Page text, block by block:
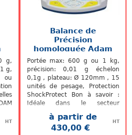
g,
g,
HT
Balance de
Précision
homologuée Adam
HCB-M
Portée max: 600 g ou 1 kg,
précision: 0,01 g échelon
0,1g , plateau: Ø 120mm , 15
unités de pesage, Protection
ShockProtect Bon à savoir :
Idéale dans le secteur
pharmaceutique pour la
version en...à partir de
430,00 €
HT